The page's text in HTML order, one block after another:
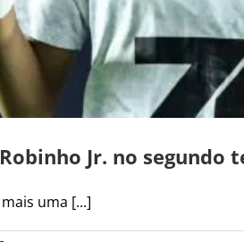
Jr. no segundo
uma [...]